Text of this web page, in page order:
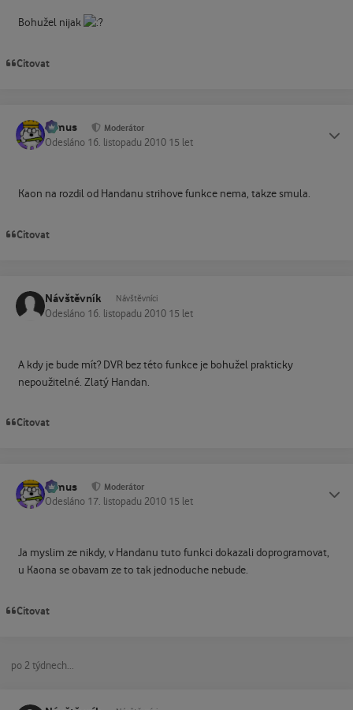
Bohužel nijak
Citovat
tomus Moderátor
Odesláno 16. listopadu 2010 15 let
Kaon na rozdil od Handanu strihove funkce nema, takze smula.
Citovat
Návštěvník Návštěvníci
Odesláno 16. listopadu 2010 15 let
A kdy je bude mít? DVR bez této funkce je bohužel prakticky
nepoužitelné. Zlatý Handan.
Citovat
tomus Moderátor
Odesláno 17. listopadu 2010 15 let
Ja myslim ze nikdy, v Handanu tuto funkci dokazali doprogramovat,
u Kaona se obavam ze to tak jednoduche nebude.
Citovat
po 2 týdnech...